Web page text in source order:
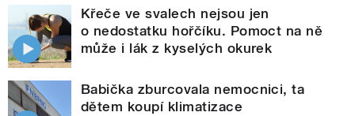
Křeče ve svalech nejsou jen
o nedostatku hořčíku. Pomoct na ně
může i lák z kyselých okurek
Babička zburcovala nemocnici, ta
dětem koupí klimatizace